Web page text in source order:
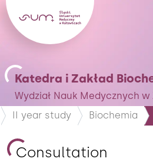
Katedra i Zakład
Wydział Nauk Medycznych w
II year study
Biochemia
Consultation